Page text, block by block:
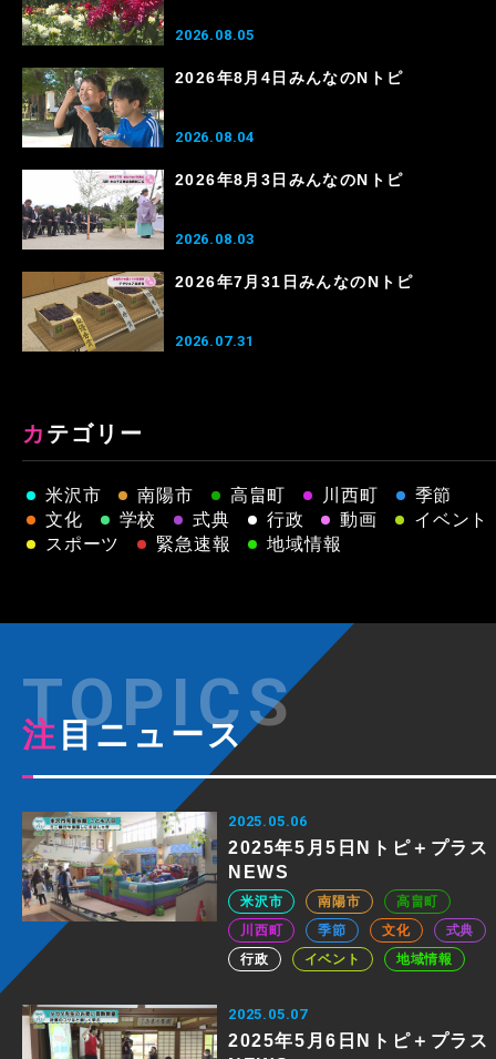
2026.08.05
2026年8月4日みんなのNトピ
2026.08.04
2026年8月3日みんなのNトピ
2026.08.03
2026年7月31日みんなのNトピ
2026.07.31
カテゴリー
米沢市 南陽市 高畠町 川西町
季節
文化
学校 式典 行政 動画
イベント
スポーツ
緊急速報 地域情報
注目ニュース
2025.05.06
2025年5月5日Nトピ＋プラス
NEWS
米沢市 南陽市
高畠町
川西町
季節 文化
式典
行政
イベント 地域情報
2025.05.07
2025年5月6日Nトピ＋プラス